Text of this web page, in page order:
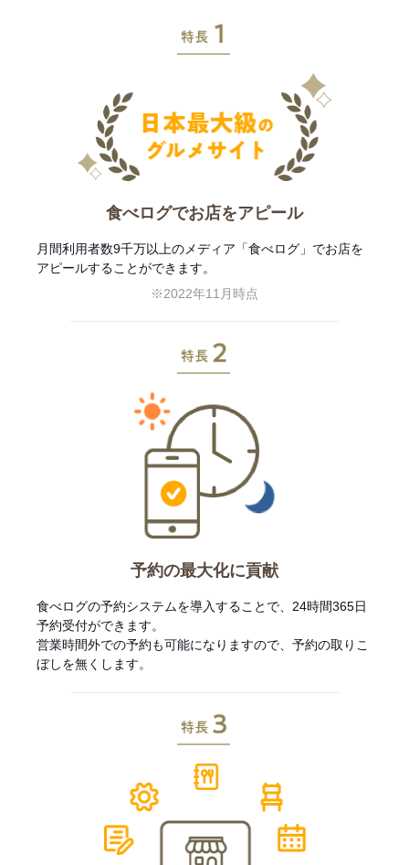
食べログでお店をアピール
月間利用者数9千万以上のメディア「食べログ」でお店を
アピールすることができます。
※2022年11月時点
予約の最大化に貢献
食べログの予約システムを導入することで、24時間365日
予約受付ができます。
営業時間外での予約も可能になりますので、予約の取りこ
ぼしを無くします。